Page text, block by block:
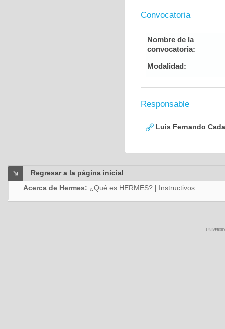
Convocatoria
Nombre de la
convocatoria:
Modalidad:
Responsable
Luis Fernando
Regresar a la página inicial
Acerca de Hermes: ¿Qué es HERMES? | Instructivos